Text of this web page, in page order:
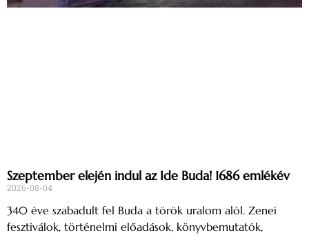
Szeptember elején indul az Ide Buda! 1686 emlékév
2026-08-04
340 éve szabadult fel Buda a török uralom alól. Zenei
fesztiválok, történelmi előadások, könyvbemutatók,